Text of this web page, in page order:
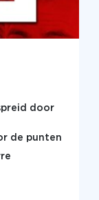
door
de punten